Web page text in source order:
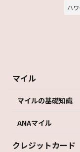
ハワ
マイル
マイルの基礎知識
ANAマイル
クレジットカード